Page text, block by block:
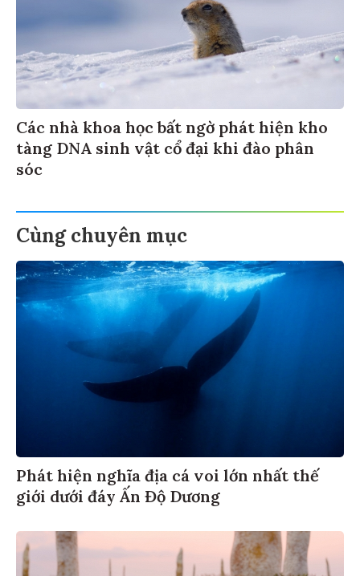
Các nhà khoa học bất ngờ phát hiện kho
tàng DNA sinh vật cổ đại khi đào phân
sóc
Cùng chuyên mục
Phát hiện nghĩa địa cá voi lớn nhất thế
giới dưới đáy Ấn Độ Dương